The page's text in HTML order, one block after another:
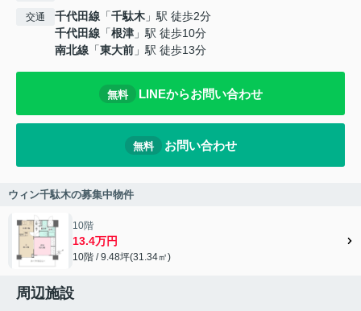
交通 千代田線 「千駄木 」駅 徒歩2分
千代田線 「根津 」駅 徒歩10分
南北線 「東大前 」駅 徒歩13分
無料 LINEからお問い合わせ
無料 お問い合わせ
ウィン千駄木の募集中物件
10階
13.4万円
10階 / 9.48坪(31.34㎡)
周辺施設